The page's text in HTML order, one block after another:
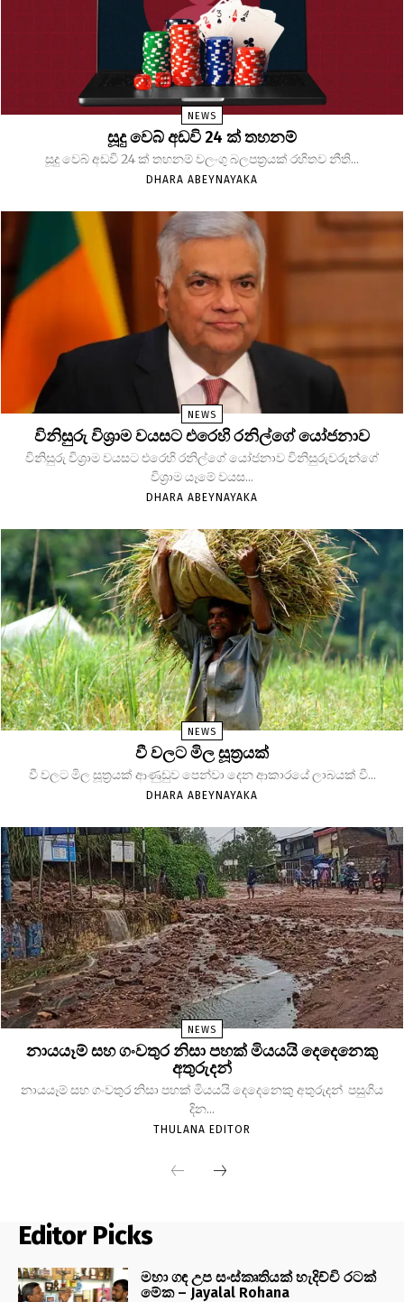
NEWS
සූදු වෙබ් අඩවි 24 ක් තහනම්
සූදු වෙබ් අඩවි 24 ක් තහනම් වලංගු බලපත්‍රයක් රහිතව නීති...
DHARA ABEYNAYAKA
NEWS
විනිසුරු විශ්‍රාම වයසට එරෙහි රනිල්ගේ යෝජනාව
විනිසුරු විශ්‍රාම වයසට එරෙහි රනිල්ගේ යෝජනාව විනිසුරුවරුන්ගේ
විශ්‍රාම යෑමේ වයස...
DHARA ABEYNAYAKA
NEWS
වී වලට මිල සූත්‍රයක්
වී වලට මිල සූත්‍රයක් ආණුඩුව පෙන්වා දෙන ආකාරයේ ලාබයක් වී...
DHARA ABEYNAYAKA
NEWS
නායයෑම් සහ ගංවතුර නිසා පහක් මියයයි දෙදෙනෙකු
අතුරුදන්
නායයෑම් සහ ගංවතුර නිසා පහක් මියයයි දෙදෙනෙකු අතුරුදන් පසුගිය
දින...
THULANA EDITOR
Editor Picks
මහා ගඳ උප සංස්කෘතියක් හැදිච්චි රටක්
මේක – Jayalal Rohana